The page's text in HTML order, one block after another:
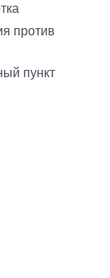
против
пункт